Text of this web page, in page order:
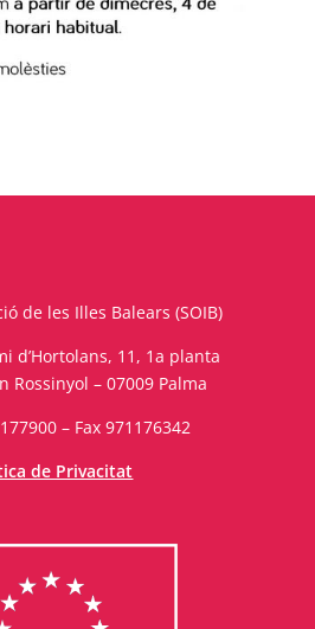
de les Illes Balears (SOIB)
d’Hortolans, 11, 1a planta
Rossinyol – 07009 Palma
– Fax 971176342
de Privacitat